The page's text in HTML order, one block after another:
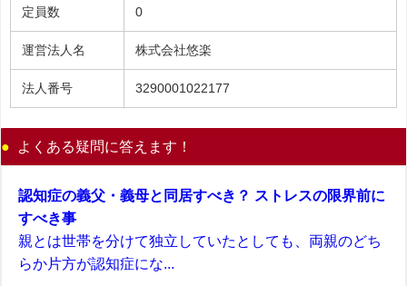
定員数 0
運営法人名 株式会社悠楽
法人番号 3290001022177
よくある疑問に答えます！
認知症の義父・義母と同居すべき？ ストレスの限界前に
すべき事
親とは世帯を分けて独立していたとしても、両親のどち
らか片方が認知症にな...